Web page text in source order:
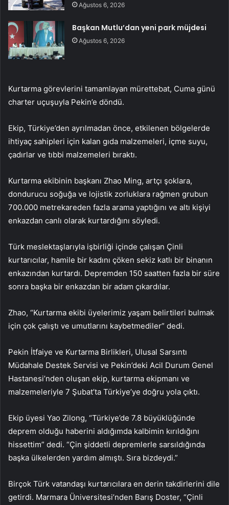
Ağustos 6, 2026
Başkan Mutlu’dan yeni park müjdesi
Ağustos 6, 2026
Kurtarma görevlerini tamamlayan mürettebat, Cuma günü
charter uçuşuyla Pekin’e döndü.
Ekip, Türkiye’den ayrılmadan önce, etkilenen bölgelerde
ihtiyaç sahipleri için kalan gıda malzemeleri, içme suyu,
çadırlar ve tıbbi malzemeleri bıraktı.
Kurtarma ekibinin başkanı Zhao Ming, artçı şoklara,
dondurucu soğuğa ve lojistik zorluklara rağmen grubun
700.000 metrekareden fazla arama yaptığını ve altı kişiyi
enkazdan canlı olarak kurtardığını söyledi.
Türk meslektaşlarıyla işbirliği içinde çalışan Çinli
kurtarıcılar, hamile bir kadını çöken sekiz katlı bir binanın
enkazından kurtardı. Depremden 150 saatten fazla bir süre
sonra başka bir enkazdan bir adam çıkardılar.
Zhao, “Kurtarma ekibi üyelerimiz yaşam belirtileri bulmak
için çok çalıştı ve umutlarını kaybetmediler” dedi.
Pekin İtfaiye ve Kurtarma Birlikleri, Ulusal Sarsıntı
Müdahale Destek Servisi ve Pekin’deki Acil Durum Genel
Hastanesi’nden oluşan ekip, kurtarma ekipmanı ve
malzemeleriyle 7 Şubat’ta Türkiye’ye doğru yola çıktı.
Ekip üyesi Yao Zilong, “Türkiye’de 7.8 büyüklüğünde
deprem olduğu haberini aldığımda kalbimin kırıldığını
hissettim” dedi. “Çin şiddetli depremlerle sarsıldığında
başka ülkelerden yardım almıştı. Sıra bizdeydi.”
Birçok Türk vatandaşı kurtarıcılara en derin takdirlerini dile
getirdi. Marmara Üniversitesi’nden Barış Doster, “Çinli